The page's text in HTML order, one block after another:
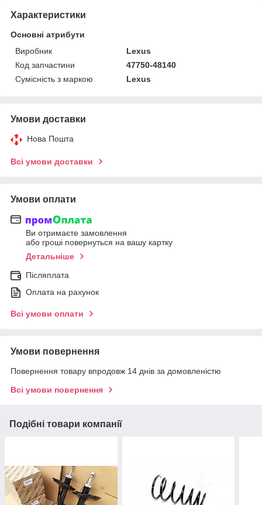
Характеристики
Основні атрибути
Виробник
Lexus
Код запчастини
47750-48140
Сумісність з маркою
Lexus
Умови доставки
Нова Пошта
Всі умови доставки
Умови оплати
Ви отримаєте замовлення
або гроші повернуться на вашу картку
Детальніше
Післяплата
Оплата на рахунок
Всі умови оплати
Умови повернення
Повернення товару впродовж 14 днів за домовленістю
Всі умови повернення
Подібні товари компанії